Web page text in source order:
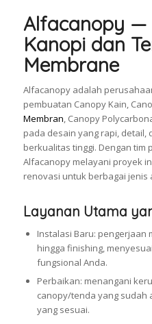
Alfacanopy —
Kanopi dan
Membrane
Alfacanopy adalah
pembuatan Canopy Kain,
Membran, Canopy
pada desain yang rapi, detail,
berkualitas tinggi. Dengan
Alfacanopy melayani proyek
renovasi untuk berbagai jenis
Layanan Utama
Instalasi Baru: pengerjaan
hingga finishing,
fungsional Anda.
Perbaikan: menangani
canopy/tenda yang sudah
yang sesuai.